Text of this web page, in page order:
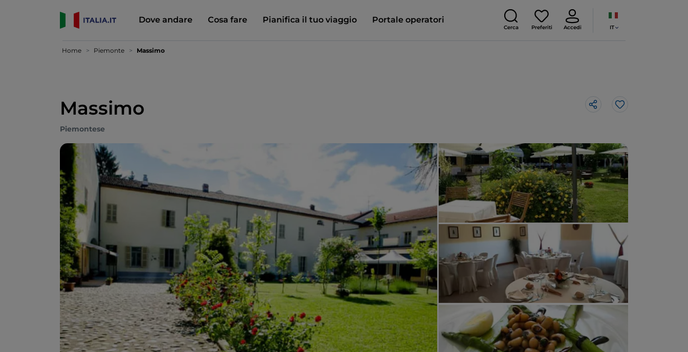
Dove andare Cosa fare Pianifica il tuo viaggio Portale operatori
Cerca Preferiti Accedi IT
Home Piemonte Massimo
Massimo Like
Piemontese